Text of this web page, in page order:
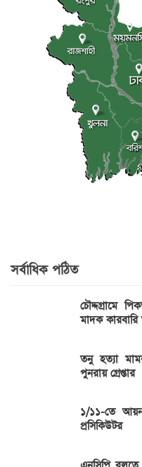
সর্বাধিক পঠিত
চৌদ্দগ্রামে
মাদক
তনু হত্যা
পুনরায় গ্রেপ্তার
১/১১-তে
প্রসিকিউটর